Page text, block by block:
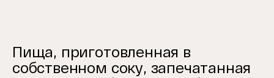
Пища, приготовленная в
собственном соку, запечатанная